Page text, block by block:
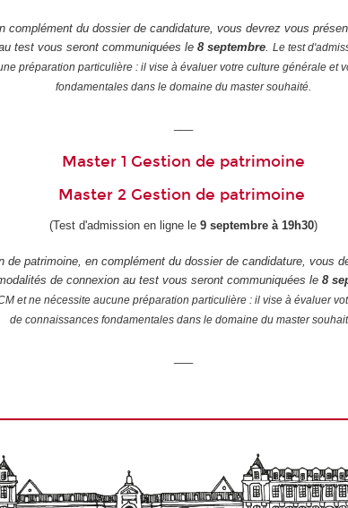
complément du dossier de candidature, vous devrez vous
test vous seront communiquées le8 septembre.Le test
préparation particulière : il vise à évaluer votre culture générale et
fondamentales dans le domaine du master souhaité.
Master 1 Gestion de patrimoine
Master 2 Gestion de patrimoine
(Test d'admission en ligne le9 septembre à 19h30)
de patrimoine, en complément du dossier de candidature, vous
de connexion au test vous seront communiquées le8
et ne nécessite aucune préparation particulière : il vise à évaluer
de connaissances fondamentales dans le domaine du master